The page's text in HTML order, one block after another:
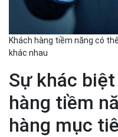
Khách hàng tiềm năng có
khác nhau
Sự khác
hàng tiềm
hàng mục